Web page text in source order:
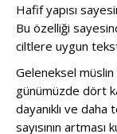
Hafif yapısı
Bu özelliği
ciltlere uygun
Geleneksel
günümüzde dört
dayanıklı ve
sayısının artması